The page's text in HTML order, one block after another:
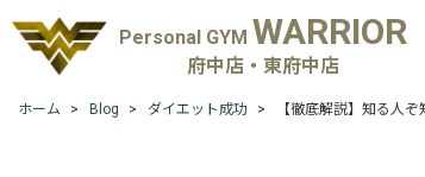
Personal GYM WARRIOR
府中店・東府中店
ホーム Blog ダイエット成功 【徹底解説】知る人